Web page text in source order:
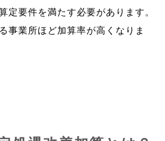
定要件を満たす必要があります。
事業所ほど加算率が高くなりま